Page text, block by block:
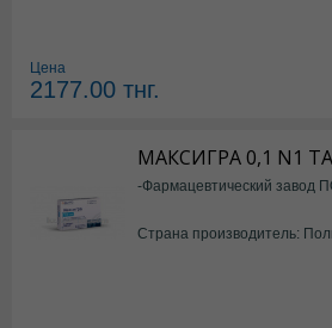
Цена
2177.00 тнг.
МАКСИГРА 0,1 N1
-Фармацевтический
Страна производитель: